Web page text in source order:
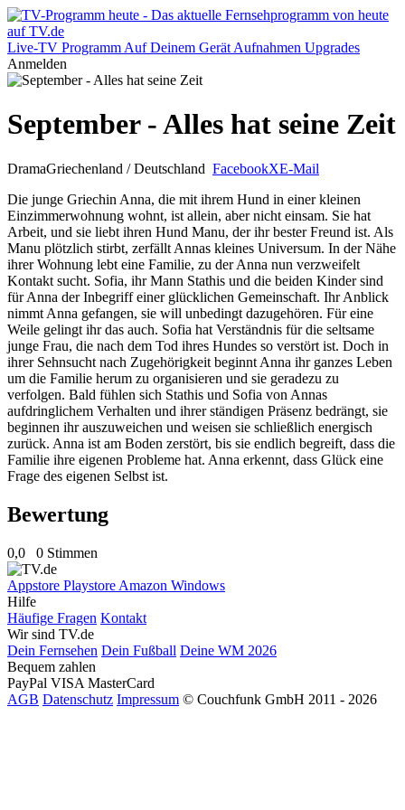
Live-TV Programm Auf Deinem Gerät Aufnahmen Upgrades
Anmelden
September - Alles hat seine Zeit
DramaGriechenland / Deutschland FacebookXE-Mail
Die junge Griechin Anna, die mit ihrem Hund in einer kleinen
Einzimmerwohnung wohnt, ist allein, aber nicht einsam. Sie hat
Arbeit, und sie liebt ihren Hund Manu, der ihr bester Freund ist. Als
Manu plötzlich stirbt, zerfällt Annas kleines Universum. In der Nähe
ihrer Wohnung lebt eine Familie, zu der Anna nun verzweifelt
Kontakt sucht. Sofia, ihr Mann Stathis und die beiden Kinder sind
für Anna der Inbegriff einer glücklichen Gemeinschaft. Ihr Anblick
nimmt Anna gefangen, sie will unbedingt dazugehören. Für eine
Weile gelingt ihr das auch. Sofia hat Verständnis für die seltsame
junge Frau, die nach dem Tod ihres Hundes so verstört ist. Doch in
ihrer Sehnsucht nach Zugehörigkeit beginnt Anna ihr ganzes Leben
um die Familie herum zu organisieren und sie geradezu zu
verfolgen. Bald fühlen sich Stathis und Sofia von Annas
aufdringlichem Verhalten und ihrer ständigen Präsenz bedrängt, sie
beginnen ihr auszuweichen und weisen sie schließlich energisch
zurück. Anna ist am Boden zerstört, bis sie endlich begreift, dass die
Familie ihre eigenen Probleme hat. Anna erkennt, dass Glück eine
Frage des eigenen Selbst ist.
Bewertung
0,0 0 Stimmen
Appstore Playstore Amazon Windows
Hilfe
Häufige Fragen Kontakt
Wir sind TV.de
Dein Fernsehen Dein Fußball Deine WM 2026
Bequem zahlen
PayPal VISA MasterCard
AGB Datenschutz Impressum © Couchfunk GmbH 2011 - 2026